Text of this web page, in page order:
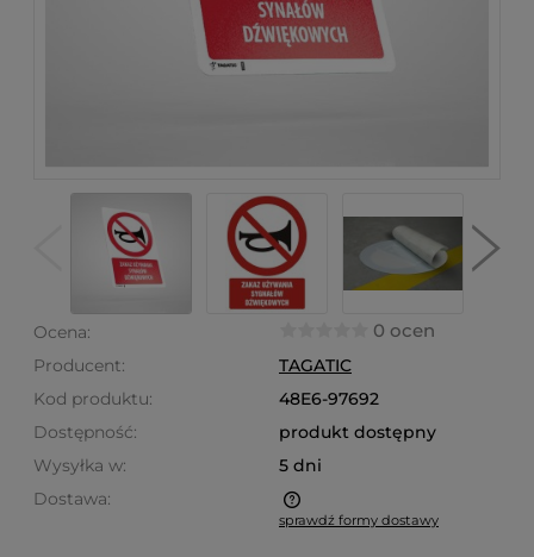
Ocena: 0 ocen
Producent:
TAGATIC
Kod produktu:
48E6-97692
Dostępność:
produkt dostępny
Wysyłka w:
5 dni
Dostawa:
Cena nie zawiera ewentualnych kosztów płatności
sprawdź formy dostawy